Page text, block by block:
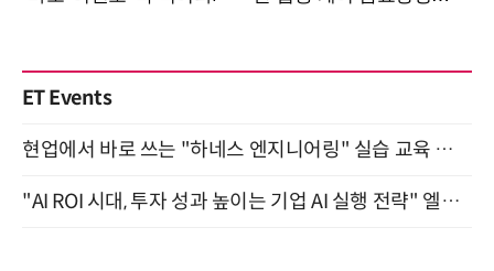
ET Events
현업에서 바로 쓰는 "하네스 엔지니어링" 실습 교육 워크숍 8월 20일 개최
"AI ROI 시대, 투자 성과 높이는 기업 AI 실행 전략" 엘타워 6층 (9월 18일)